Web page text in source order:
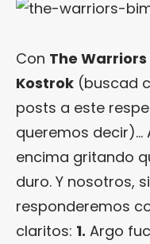
Con The Warriors
Kostrok (buscad
posts a este
queremos decir)…
encima gritando
duro. Y nosotros,
responderemos
claritos: 1. Argo